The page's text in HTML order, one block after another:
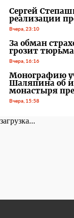
Сергей
реализации
Вчера, 23:10
За обман
грозит тюрьма
Вчера, 16:16
Монографию
Шаляпина об
монастыря
Вчера, 15:58
загрузка...